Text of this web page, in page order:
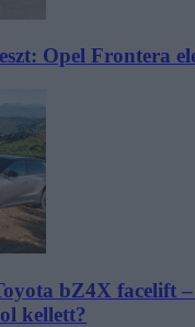
Opel Frontera
bZ4X facelift
kellett?